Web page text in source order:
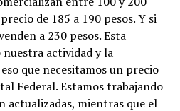
de 185 a 190 pesos. Y si
a 230 pesos. Esta
actividad y la
que necesitamos un precio
Federal. Estamos trabajando
actualizadas, mientras que el